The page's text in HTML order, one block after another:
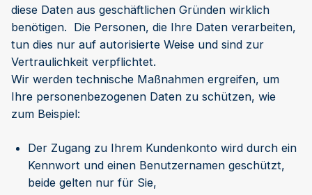
diese Daten aus geschäftlichen Gründen wirklich
benötigen. Die Personen, die Ihre Daten verarbeiten,
tun dies nur auf autorisierte Weise und sind zur
Vertraulichkeit verpflichtet.
Wir werden technische Maßnahmen ergreifen, um
Ihre personenbezogenen Daten zu schützen, wie
zum Beispiel:
Der Zugang zu Ihrem Kundenkonto wird durch ein
Kennwort und einen Benutzernamen geschützt,
beide gelten nur für Sie,